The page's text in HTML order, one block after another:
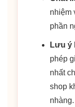
nhiệm
phần
Lưu ý
phép
nhất
shop
nhàng.